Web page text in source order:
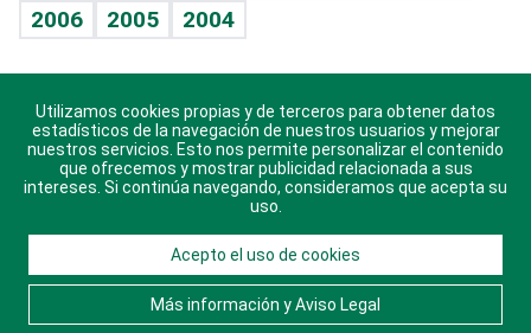
Sin complejos
En pocas palabras
Escuchando al corazón
Economía Personal
2006
2005 2004
Descarga nuestras aplicaciones para Android, iOS y
sistema Huawei.
© 2021 Diario Libre, todos los derechos reservados.
Consulta elAviso Legal. Ponte en Contacto
nosotros y conoce más sobre Diario Libre
Utilizamos cookies propias y de terceros para obtener datos
estadísticos de la navegación de nuestros usuarios y mejorar
nuestros servicios. Esto nos permite personalizar el contenido
que ofrecemos y mostrar publicidad relacionada a sus
intereses. Si continúa navegando, consideramos que acepta su
uso.
Acepto el uso de cookies
Más información y Aviso Legal